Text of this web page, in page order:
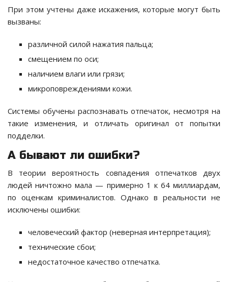
При этом учтены даже искажения, которые могут быть
вызваны:
различной силой нажатия пальца;
смещением по оси;
наличием влаги или грязи;
микроповреждениями кожи.
Системы обучены распознавать отпечаток, несмотря на
такие изменения, и отличать оригинал от попытки
подделки.
А бывают ли ошибки?
В теории вероятность совпадения отпечатков двух
людей ничтожно мала — примерно 1 к 64 миллиардам,
по оценкам криминалистов. Однако в реальности не
исключены ошибки:
человеческий фактор (неверная интерпретация);
технические сбои;
недостаточное качество отпечатка.